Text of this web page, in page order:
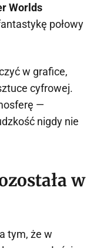
Worlds
połowy
w grafice,
cyfrowej.
—
nigdy nie
w
tym, że w